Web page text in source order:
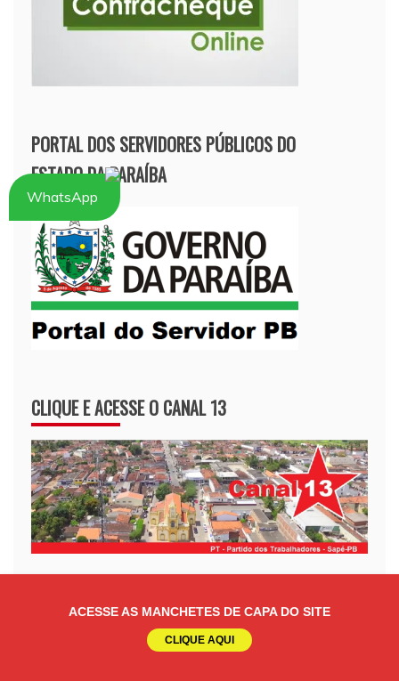
ACESSE AS MANCHETES DE CAPA DO SITE
CLIQUE AQUI
PORTAL DOS SERVIDORES PÚBLICOS DO
ESTADO DA PARAÍBA
CLIQUE E ACESSE O CANAL 13
E-NOTARIAL -VALIDE DOCUMENTOS
WhatsApp